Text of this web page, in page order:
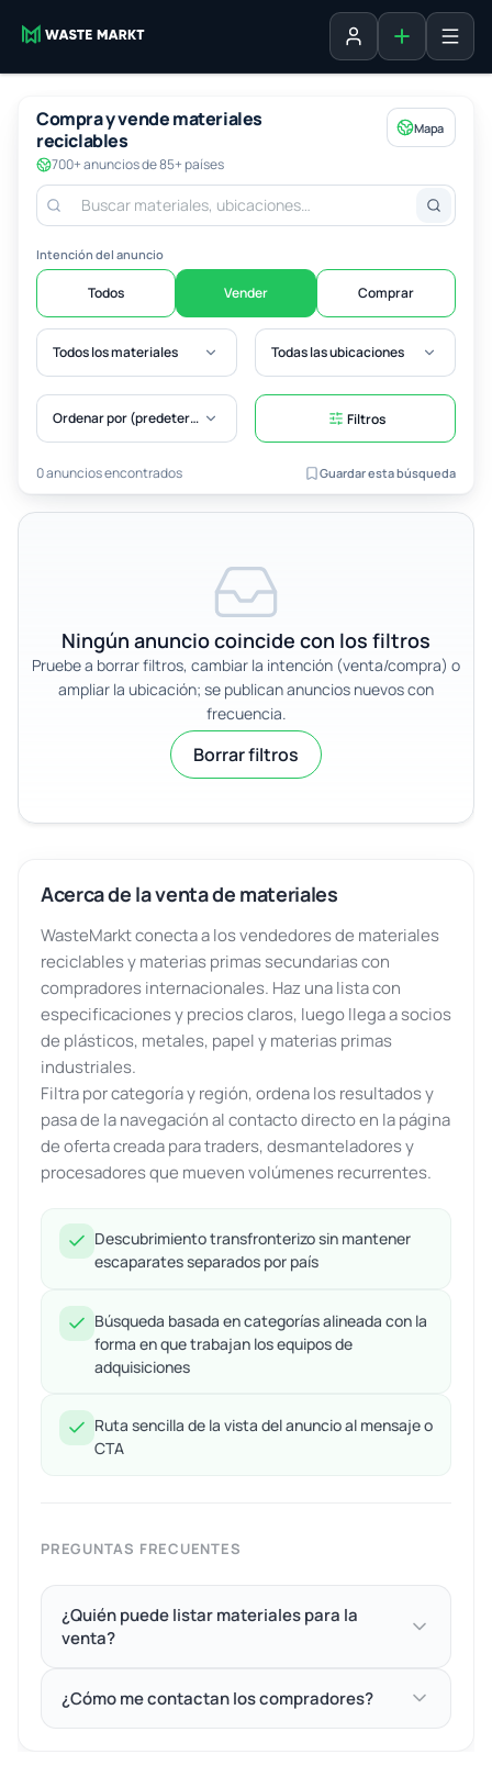
Iniciar sesión
Agregar
Compra y vende materiales
reciclables
700+ anuncios de 85+ países
Mapa
Intención del anuncio
Todos Vender Comprar
Todos los materiales Todas las ubicaciones
Ordenar por (predeterminado) Filtros
0 anuncios encontrados Guardar esta búsqueda
Ningún anuncio coincide con los filtros
Pruebe a borrar filtros, cambiar la intención (venta/compra) o
ampliar la ubicación; se publican anuncios nuevos con
frecuencia.
Borrar filtros
Acerca de la venta de materiales
WasteMarkt conecta a los vendedores de materiales
reciclables y materias primas secundarias con
compradores internacionales. Haz una lista con
especificaciones y precios claros, luego llega a socios
de plásticos, metales, papel y materias primas
industriales.
Filtra por categoría y región, ordena los resultados y
pasa de la navegación al contacto directo en la página
de oferta creada para traders, desmanteladores y
procesadores que mueven volúmenes recurrentes.
Descubrimiento transfronterizo sin mantener
escaparates separados por país
Búsqueda basada en categorías alineada con la
forma en que trabajan los equipos de
adquisiciones
Ruta sencilla de la vista del anuncio al mensaje o
CTA
PREGUNTAS FRECUENTES
¿Quién puede listar materiales para la
venta?
¿Cómo me contactan los compradores?